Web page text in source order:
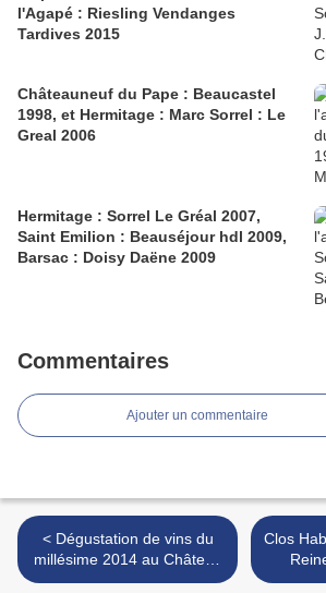
l'Agapé : Riesling Vendanges
Tardives 2015
Châteauneuf du Pape : Beaucastel
1998, et Hermitage : Marc Sorrel : Le
Greal 2006
Hermitage : Sorrel Le Gréal 2007,
Saint Emilion : Beauséjour hdl 2009,
Barsac : Doisy Daëne 2009
Commentaires
Ajouter un commentaire
< Dégustation de vins du
millésime 2014 au Château
Mangot (Saint Emilion)
Clos